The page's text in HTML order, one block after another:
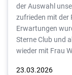
der Auswahl
zufrieden mit der
Erwartungen
Sterne Club und
wieder mit Frau
23.03.2026